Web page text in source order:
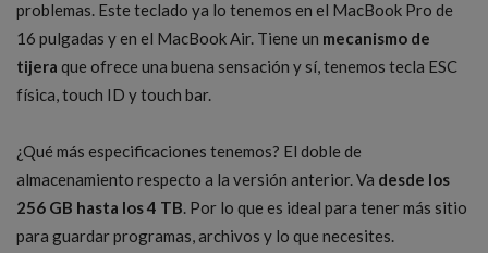
problemas. Este teclado ya lo tenemos en el MacBook Pro de
16 pulgadas y en el MacBook Air. Tiene un mecanismo de
tijera que ofrece una buena sensación y sí, tenemos tecla ESC
física, touch ID y touch bar.
¿Qué más especificaciones tenemos? El doble de
almacenamiento respecto a la versión anterior. Va desde los
256 GB hasta los 4 TB . Por lo que es ideal para tener más sitio
para guardar programas, archivos y lo que necesites.